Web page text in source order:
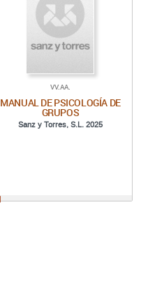
VV.AA.
MANUAL DE PSICOLOGÍA DE
GRUPOS
Sanz y Torres, S.L. 2025